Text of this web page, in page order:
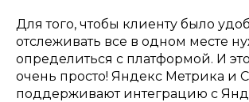
Для того, чтобы клиенту было
отслеживать все в одном месте
определиться с платформой. И
очень просто! Яндекс Метрика и
поддерживают интеграцию с